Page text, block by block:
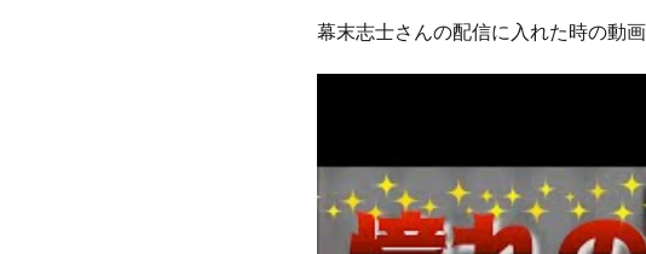
幕末志士さんの配信に入れた時の動